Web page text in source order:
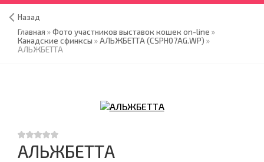
Назад
Главная »Фото участников выставок кошек on-line »
Канадские сфинксы »АЛЬЖБЕТТА (CSPH07AG.WP) »
АЛЬЖБЕТТА
АЛЬЖБЕТТА